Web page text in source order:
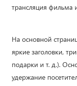
трансляция фильма
На основной
яркие заголовки,
подарки и т. д.).
удержание